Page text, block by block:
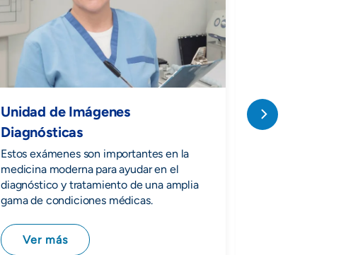
Unidad de Imágenes
Diagnósticas
Estos exámenes son importantes en la
medicina moderna para ayudar en el
diagnóstico y tratamiento de una amplia
gama de condiciones médicas.
Ver más
Cardiología